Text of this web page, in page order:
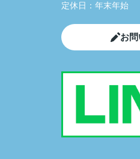
定休日： 年末年始
お